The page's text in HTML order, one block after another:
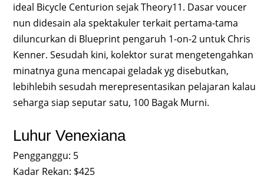
ideal Bicycle Centurion sejak Theory11. Dasar voucer
nun didesain ala spektakuler terkait pertama-tama
diluncurkan di Blueprint pengaruh 1-on-2 untuk Chris
Kenner. Sesudah kini, kolektor surat mengetengahkan
minatnya guna mencapai geladak yg disebutkan,
lebihlebih sesudah merepresentasikan pelajaran kalau
seharga siap seputar satu, 100 Bagak Murni.
Luhur Venexiana
Pengganggu: 5
Kadar Rekan: $425